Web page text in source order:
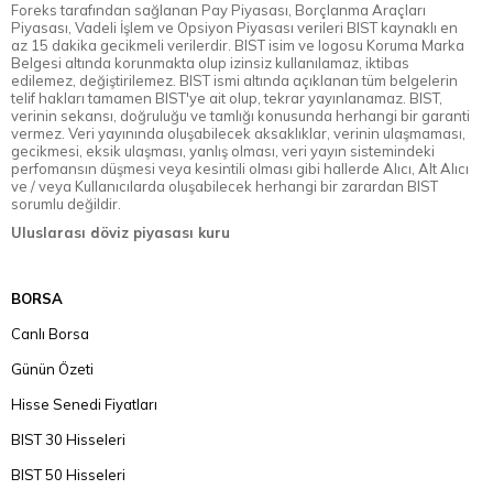
Foreks tarafından sağlanan Pay Piyasası, Borçlanma Araçları
Piyasası, Vadeli İşlem ve Opsiyon Piyasası verileri BIST kaynaklı en
az 15 dakika gecikmeli verilerdir. BIST isim ve logosu Koruma Marka
Belgesi altında korunmakta olup izinsiz kullanılamaz, iktibas
edilemez, değiştirilemez. BIST ismi altında açıklanan tüm belgelerin
telif hakları tamamen BIST'ye ait olup, tekrar yayınlanamaz. BIST,
verinin sekansı, doğruluğu ve tamlığı konusunda herhangi bir garanti
vermez. Veri yayınında oluşabilecek aksaklıklar, verinin ulaşmaması,
gecikmesi, eksik ulaşması, yanlış olması, veri yayın sistemindeki
perfomansın düşmesi veya kesintili olması gibi hallerde Alıcı, Alt Alıcı
ve / veya Kullanıcılarda oluşabilecek herhangi bir zarardan BIST
sorumlu değildir.
Uluslarası döviz piyasası kuru
BORSA
Canlı Borsa
Günün Özeti
Hisse Senedi Fiyatları
BIST 30 Hisseleri
BIST 50 Hisseleri